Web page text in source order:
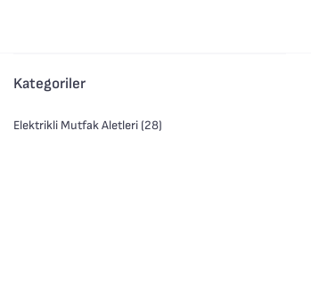
Kategoriler
Elektrikli Mutfak Aletleri (28)